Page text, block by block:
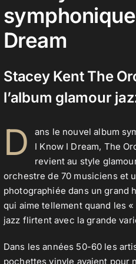
Contact
Dream
Stacey Kent The
l’album glamour
D
ans le nouvel album
I Know I Dream, The
revient au style
orchestre de 70 musiciens et
photographiée dans un grand
qui aime tellement quand les
jazz flirtent avec la grande
Dans les années 50-60 les
pochettes vinyle avaient pour